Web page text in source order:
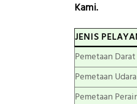
Kami.
JENIS
Pemetaan Darat
Pemetaan Udara
Pemetaan